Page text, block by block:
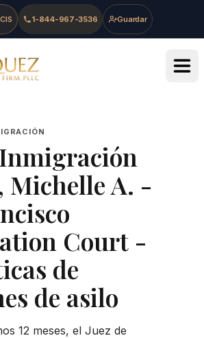
1-844-967-3536 Guardar
Home
Michelle A. -
Court -
de
de asilo
12 meses, el Juez de